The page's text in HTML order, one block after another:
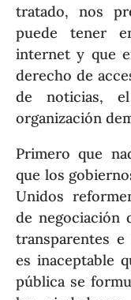
tratado, nos
puede tener
internet y que
derecho de
de noticias,
organización
Primero que
que los
Unidos
de negociación
transparentes e
es inaceptable
pública se